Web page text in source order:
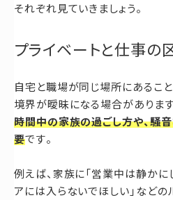
それぞれ見ていきましょう。
プライベートと仕事の
自宅と職場が同じ場所にあるこ
境界が曖昧になる場合があります
時間中の家族の過ごし方や、騒
要です。
例えば、家族に「営業中は静かに
アには入らないでほしい」などの